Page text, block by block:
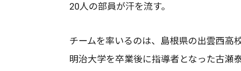
20人の部員が汗を流す。
チームを率いるのは、島根県の出雲西高
明治大学を卒業後に指導者となった古瀬